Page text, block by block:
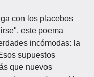
con los placebos
este poema
incómodas: la
supuestos
que nuevos